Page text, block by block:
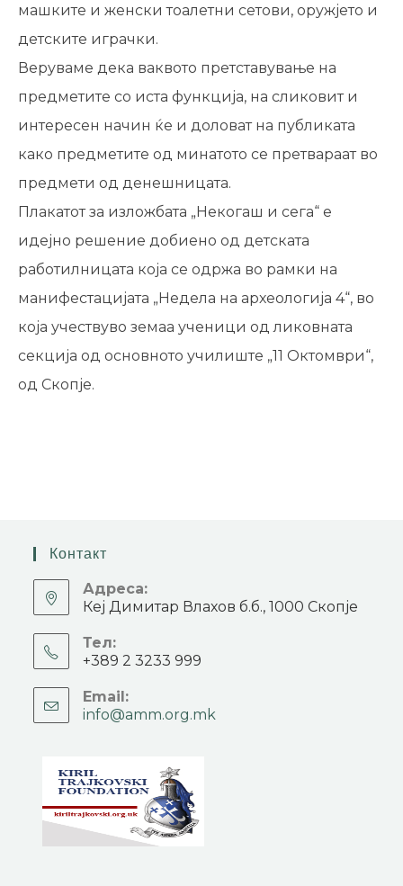
машките и женски тоалетни сетови, оружјето и
детските играчки.
Веруваме дека ваквото претставување на
предметите со иста функција, на сликовит и
интересен начин ќе и доловат на публиката
како предметите од минатото се претвараат во
предмети од денешницата.
Плакатот за изложбата „Некогаш и сега“ е
идејно решение добиено од детската
работилницата која се одржа во рамки на
манифестацијата „Недела на археологија 4“, во
која учествуво земаа ученици од ликовната
секција од основното училиште „11 Октомври“,
од Скопје.
Контакт
Адреса:
Кеј Димитар Влахов б.б., 1000 Скопје
Тел:
+389 2 3233 999
Email:
info@amm.org.mk